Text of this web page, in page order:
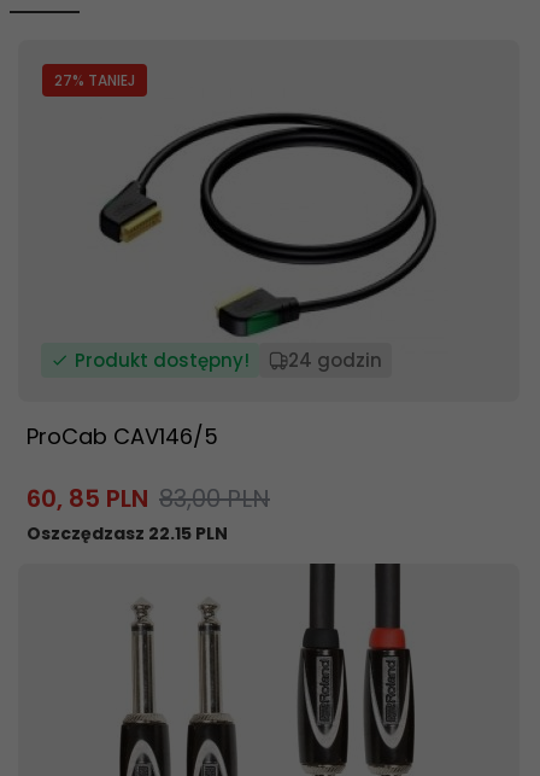
27% TANIEJ
Produkt dostępny! 24 godzin
ProCab CAV146/5
60, 85 PLN 83,00 PLN
Oszczędzasz 22.15 PLN